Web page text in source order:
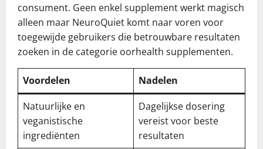
consument. Geen enkel supplement werkt magisch
alleen maar NeuroQuiet komt naar voren voor
toegewijde gebruikers die betrouwbare resultaten
zoeken in de categorie oorhealth supplementen.
Voordelen
Nadelen
Natuurlijke en
veganistische
ingrediënten
Dagelijkse dosering
vereist voor beste
resultaten